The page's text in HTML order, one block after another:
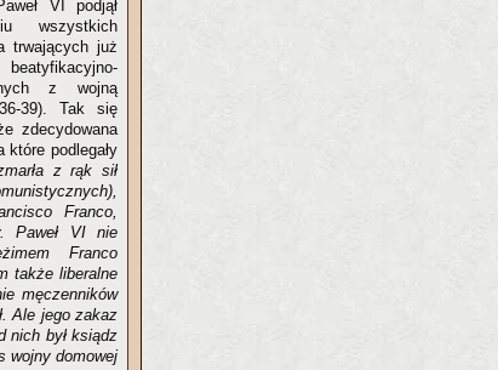
VI podjął
wszystkich
trwających już
z wojną
39). Tak się
zdecydowana
podlegały
z rąk sił
Franco,
Paweł VI nie
Franco
także liberalne
męczenników
Ale jego zakaz
nich był ksiądz
wojny domowej